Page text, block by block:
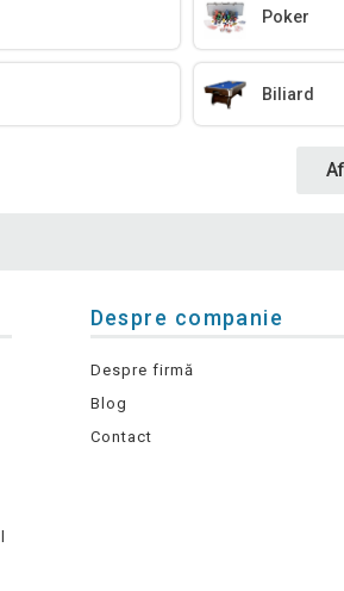
Poker
Biliard
Despre companie
Despre firmă
Blog
Contact